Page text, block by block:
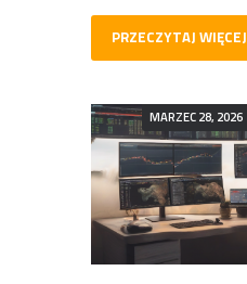
PRZECZYTAJ WIĘCEJ
MARZEC 28, 2026